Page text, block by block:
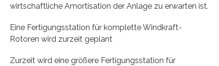
wirtschaftliche Amortisation der Anlage zu erwarten ist.
Eine Fertigungsstation für komplette Windkraft-
Rotoren wird zurzeit geplant
Zurzeit wird eine größere Fertigungsstation für